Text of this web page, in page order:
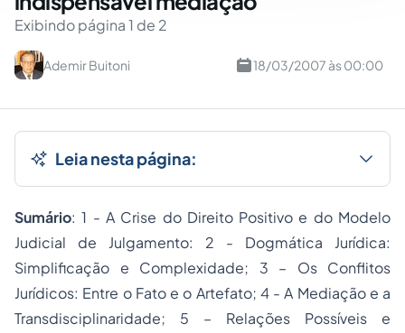
Exibindo página 1 de 2
Ademir Buitoni 18/03/2007 às 00:00
Leia nesta página:
Sumário: 1 - A Crise do Direito Positivo e do Modelo
Judicial de Julgamento: 2 - Dogmática Jurídica:
Simplificação e Complexidade; 3 – Os Conflitos
Jurídicos: Entre o Fato e o Artefato; 4 - A Mediação e a
Transdisciplinaridade; 5 – Relações Possíveis e